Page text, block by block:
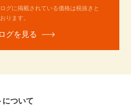
グに掲載されている価格は税抜きと
ります。
グを見る
について